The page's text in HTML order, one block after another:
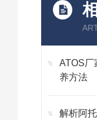
ATOS厂
养方法
解析阿